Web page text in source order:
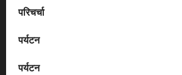
परिचर्चा
पर्यटन
पर्यटन